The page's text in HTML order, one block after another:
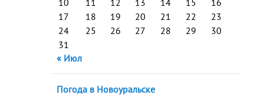
10
11 12 13 14 15
16
17
18 19 20 21 22
23
24
25 26 27 28 29
30
31
« Июл
Погода в Новоуральске